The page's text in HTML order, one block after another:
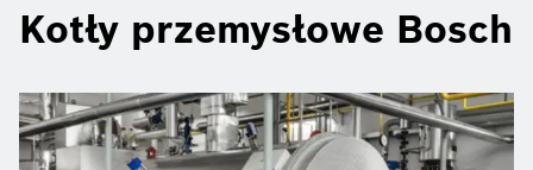
Kotły przemysłowe Bosch